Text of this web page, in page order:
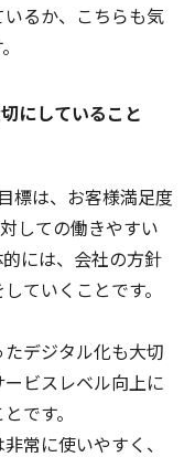
るか、こちらも気
にしていること
標は、お客様満足度
しての働きやすい
には、会社の方針
ていくことです。
デジタル化も大切
ビスレベル向上に
です。
常に使いやすく、